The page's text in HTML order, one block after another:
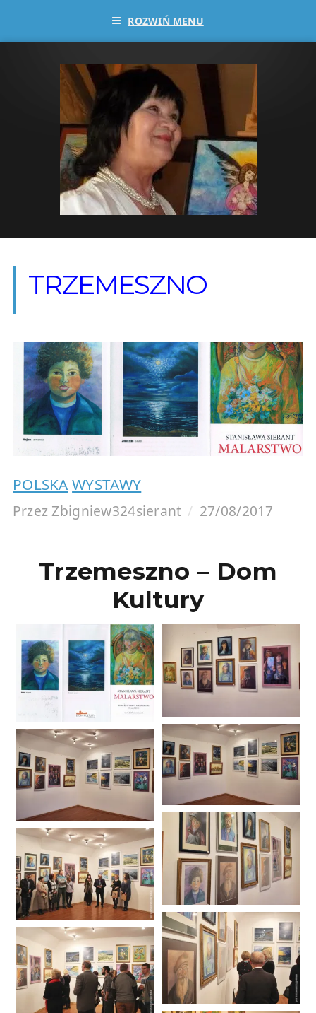
ROZWIŃ MENU
TRZEMESZNO
POLSKA WYSTAWY
PrzezZbigniew324sierant 27/08/2017
Trzemeszno – Dom
Kultury